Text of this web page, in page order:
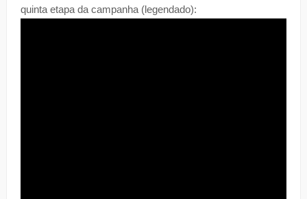
quinta etapa da campanha (legendado):